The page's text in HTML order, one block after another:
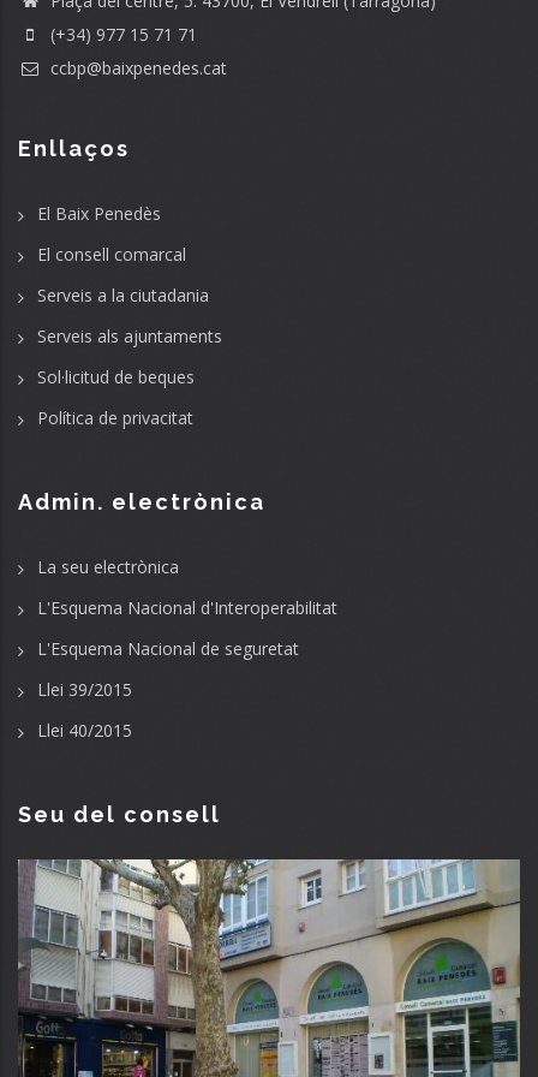
(+34) 977 15 71 71
ccbp@baixpenedes.cat
Enllaços
El Baix Penedès
El consell comarcal
Serveis a la ciutadania
Serveis als ajuntaments
Sol·licitud de beques
Política de privacitat
Admin. electrònica
La seu electrònica
L'Esquema Nacional d'Interoperabilitat
L'Esquema Nacional de seguretat
Llei 39/2015
Llei 40/2015
Seu del consell